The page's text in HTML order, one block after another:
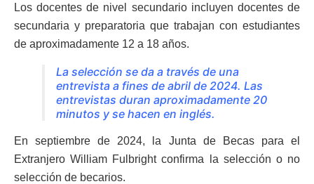
Los docentes de nivel secundario incluyen docentes de
secundaria y preparatoria que trabajan con estudiantes
de aproximadamente 12 a 18 años.
La selección se da a través de una
entrevista a fines de abril de 2024. Las
entrevistas duran aproximadamente 20
minutos y se hacen en inglés.
En septiembre de 2024, la Junta de Becas para el
Extranjero William Fulbright confirma la selección o no
selección de becarios.